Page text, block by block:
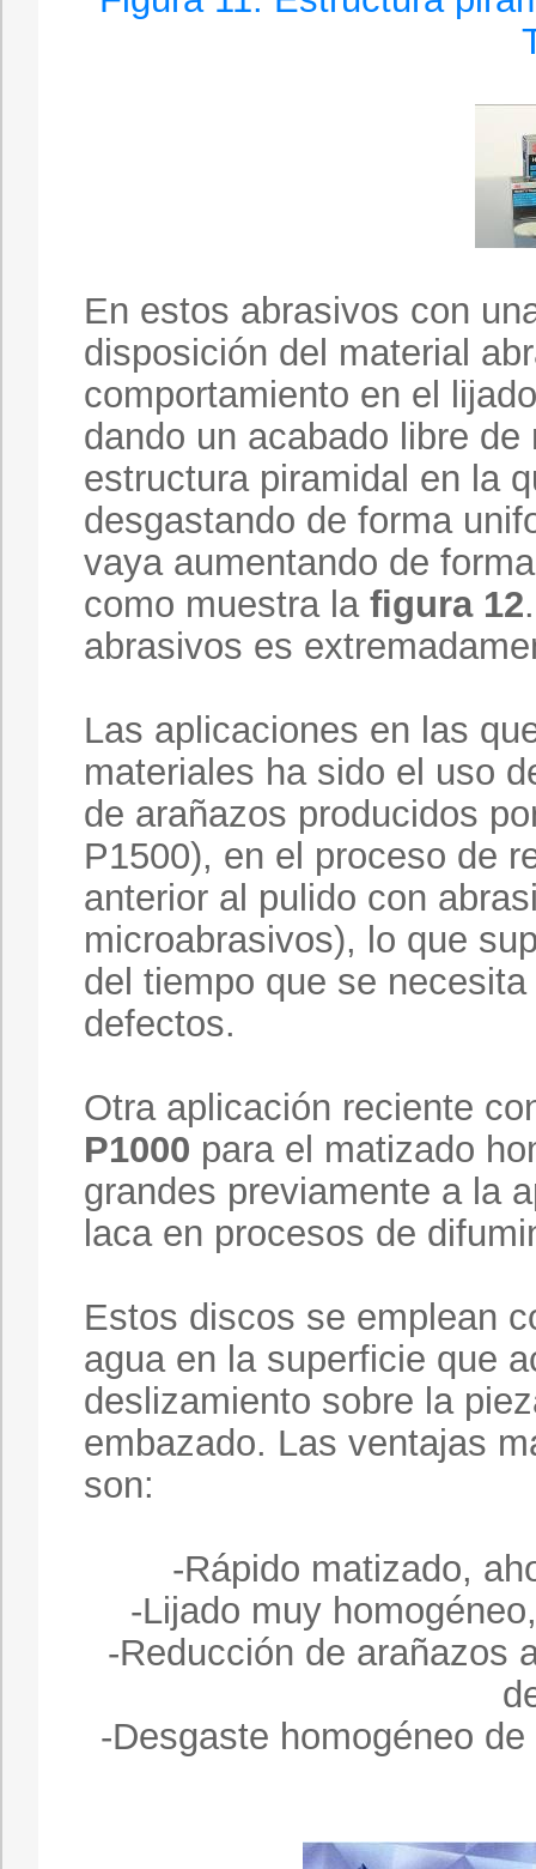
En estos abrasivos con
disposición del material
comportamiento en el
dando un acabado libre
estructura piramidal en la
desgastando de forma
vaya aumentando de
como muestra la figura 12
abrasivos es
Las aplicaciones en las
materiales ha sido el uso
de arañazos producidos
P1500), en el proceso de
anterior al pulido con
microabrasivos), lo que
del tiempo que se
defectos.
Otra aplicación reciente
P1000 para el matizado
grandes previamente a la
laca en procesos de
Estos discos se emplean
agua en la superficie que
deslizamiento sobre la
embazado. Las ventajas
son:
-Rápido matizado,
-Lijado muy
-Reducción de arañazos
-Desgaste homogéneo